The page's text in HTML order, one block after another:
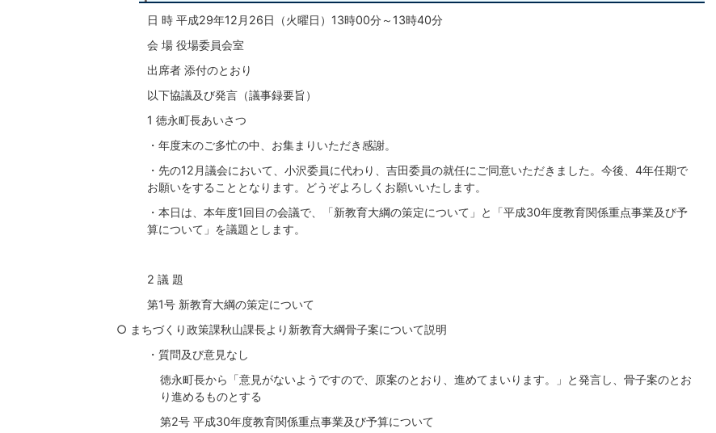
日 時 平成29年12月26日（火曜日）13時00分～13時40分
会 場 役場委員会室
出席者 添付のとおり
以下協議及び発言（議事録要旨）
1 徳永町長あいさつ
・年度末のご多忙の中、お集まりいただき感謝。
・先の12月議会において、小沢委員に代わり、吉田委員の就任にご同意いただきました。今後、4年任期で
お願いをすることとなります。どうぞよろしくお願いいたします。
・本日は、本年度1回目の会議で、「新教育大綱の策定について」と「平成30年度教育関係重点事業及び予
算について」を議題とします。
2 議 題
第1号 新教育大綱の策定について
○ まちづくり政策課秋山課長より新教育大綱骨子案について説明
・質問及び意見なし
徳永町長から「意見がないようですので、原案のとおり、進めてまいります。」と発言し、骨子案のとお
り進めるものとする
第2号 平成30年度教育関係重点事業及び予算について